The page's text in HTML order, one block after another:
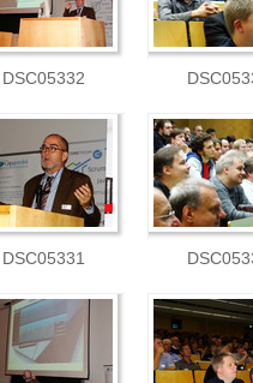
DSC05332
DSC05331